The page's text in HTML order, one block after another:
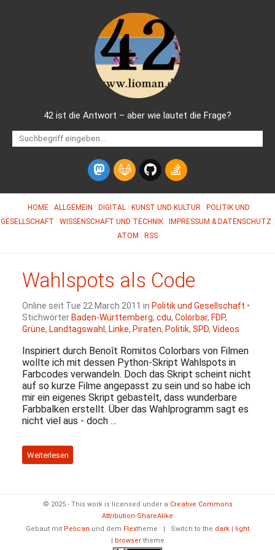
42 ist die Antwort – aber wie lautet die Frage?
HOME ALLGEMEIN DIGITAL KUNST UND KULTUR
POLITIK UND
GESELLSCHAFT
WISSENSCHAFT UND TECHNIK
IMPRESSUM & DATENSCHUTZ
ATOM
RSS
Wahlspots als Code
Online seit Tue 22 March 2011 in Politik und Gesellschaft •
Stichwörter Baden-Württemberg, cdu, Colorbar, FDP,
Grüne, Landtagswahl , Linke, Piraten, Politik, SPD, Videos
Inspiriert durch Benoît Romitos Colorbars von Filmen
wollte ich mit dessen Python-Skript Wahlspots in
Farbcodes verwandeln. Doch das Skript scheint nicht
auf so kurze Filme angepasst zu sein und so habe ich
mir ein eigenes Skript gebastelt, dass wunderbare
Farbbalken erstellt. Über das Wahlprogramm sagt es
nicht viel aus - doch …
Weiterlesen
© 2025 - This work is licensed under a Creative Commons
Attribution-ShareAlike
Gebaut mit Pelican und dem Flextheme Switch to the dark
light
browsertheme